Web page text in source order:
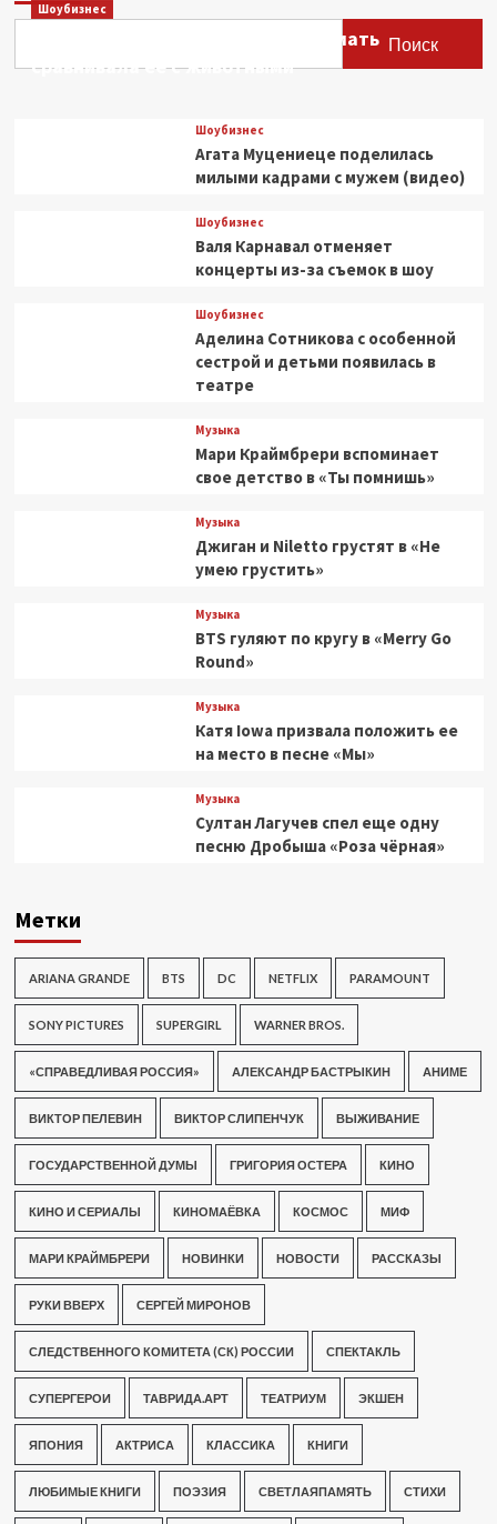
Кремлевского
Поиск
Шоубизнес
Этери Тутберидзе заявила, что мать
сравнивала ее с животными
Шоубизнес
Агата Муцениеце поделилась
милыми кадрами с мужем (видео)
Шоубизнес
Валя Карнавал отменяет
концерты из-за съемок в шоу
Шоубизнес
Аделина Сотникова с особенной
сестрой и детьми появилась в
театре
Музыка
Мари Краймбрери вспоминает
свое детство в «Ты помнишь»
Музыка
Джиган и Niletto грустят в «Не
умею грустить»
Музыка
BTS гуляют по кругу в «Merry Go
Round»
Музыка
Катя Iowa призвала положить ее
на место в песне «Мы»
Музыка
Султан Лагучев спел еще одну
песню Дробыша «Роза чёрная»
Метки
ARIANA GRANDE BTS DC NETFLIX PARAMOUNT
SONY PICTURES SUPERGIRL WARNER BROS.
«СПРАВЕДЛИВАЯ РОССИЯ» АЛЕКСАНДР БАСТРЫКИН АНИМЕ
ВИКТОР ПЕЛЕВИН ВИКТОР СЛИПЕНЧУК ВЫЖИВАНИЕ
ГОСУДАРСТВЕННОЙ ДУМЫ ГРИГОРИЯ ОСТЕРА КИНО
КИНО И СЕРИАЛЫ КИНОМАЁВКА КОСМОС МИФ
МАРИ КРАЙМБРЕРИ НОВИНКИ НОВОСТИ РАССКАЗЫ
РУКИ ВВЕРХ СЕРГЕЙ МИРОНОВ
СЛЕДСТВЕННОГО КОМИТЕТА (СК) РОССИИ СПЕКТАКЛЬ
СУПЕРГЕРОИ ТАВРИДА.АРТ ТЕАТРИУМ ЭКШЕН
ЯПОНИЯ АКТРИСА КЛАССИКА КНИГИ
ЛЮБИМЫЕ КНИГИ ПОЭЗИЯ СВЕТЛАЯПАМЯТЬ СТИХИ